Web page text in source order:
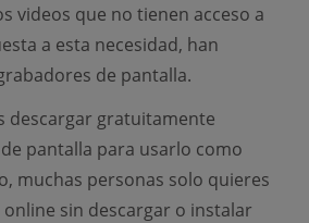
videos que no tienen acceso a
a esta necesidad, han
de pantalla.
descargar gratuitamente
pantalla para usarlo como
muchas personas solo quieres
sin descargar o instalar